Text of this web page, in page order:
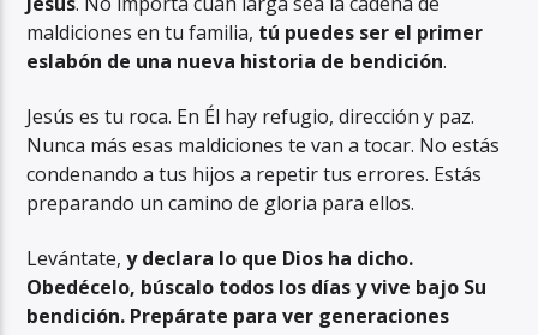
maldiciones en tu familia, tú puedes ser el primer
eslabón de una nueva historia de bendición.
Jesús es tu roca. En Él hay refugio, dirección y paz.
Nunca más esas maldiciones te van a tocar. No estás
condenando a tus hijos a repetir tus errores. Estás
preparando un camino de gloria para ellos.
Levántate,y declara lo que Dios ha dicho.
Obedécelo, búscalo todos los días y vive bajo Su
bendición. Prepárate para ver generaciones